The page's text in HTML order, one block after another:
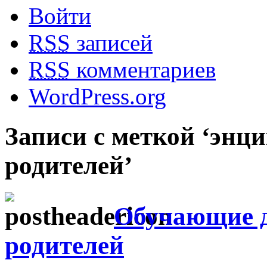
Войти
RSS записей
RSS комментариев
WordPress.org
Записи с меткой
родителей’
Обучающие
родителей